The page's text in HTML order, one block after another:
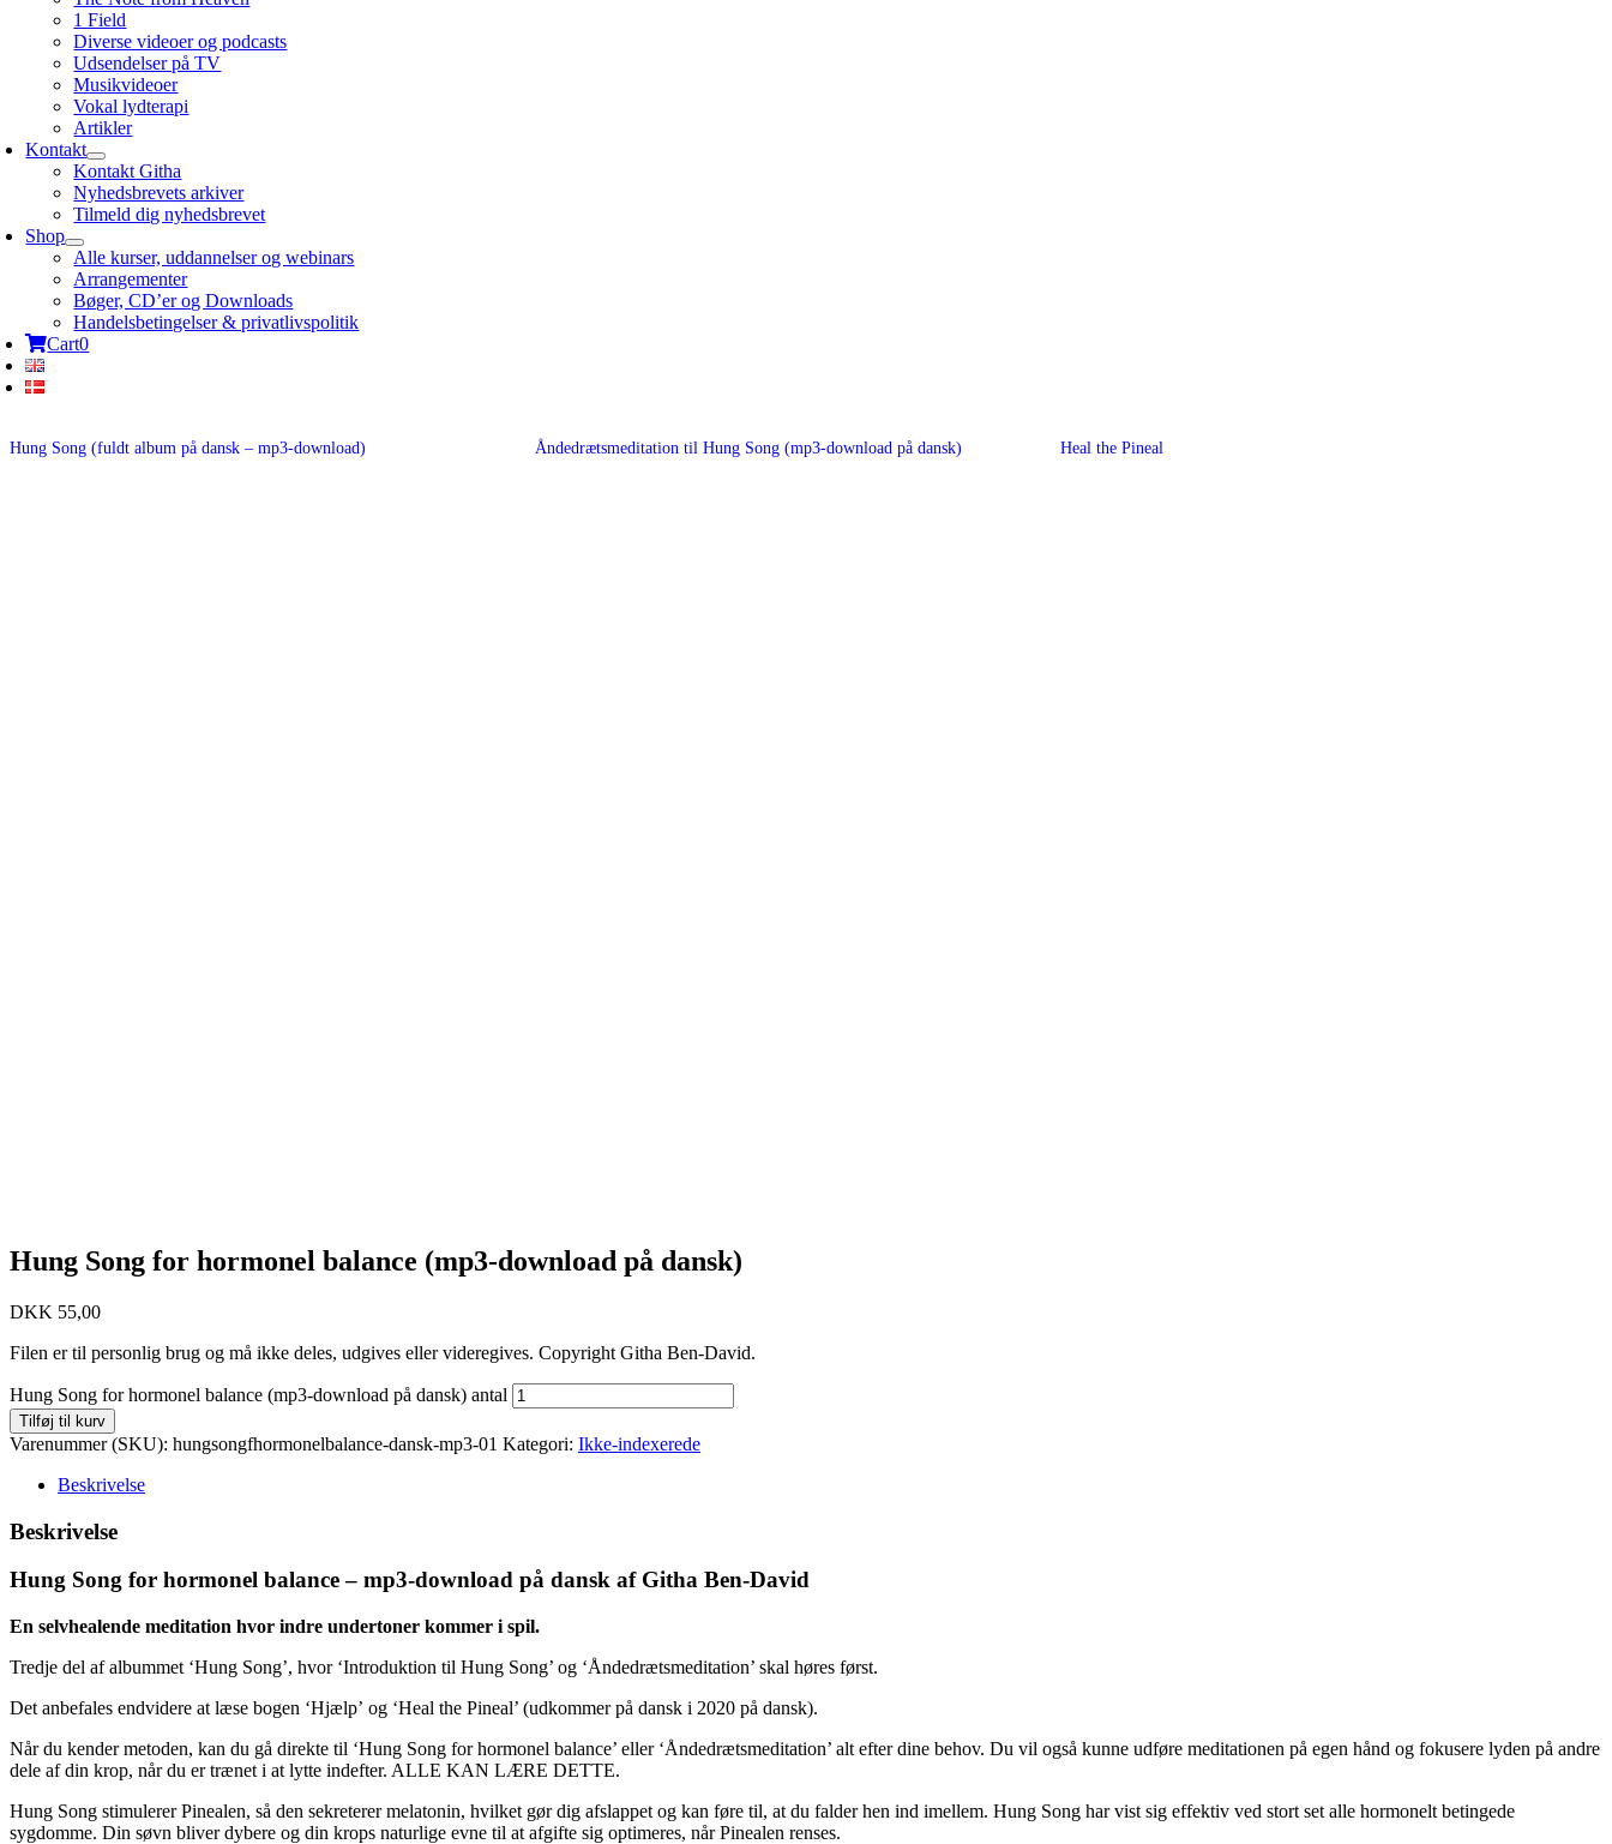
1 Field
Diverse videoer og podcasts
Udsendelser på TV
Musikvideoer
Vokal lydterapi
Artikler
Kontakt
Kontakt Githa
Nyhedsbrevets arkiver
Tilmeld dig nyhedsbrevet
Shop
Alle kurser, uddannelser og webinars
Arrangementer
Bøger, CD’er og Downloads
Handelsbetingelser & privatlivspolitik
Cart0
Hung Song (fuldt album på dansk – mp3-download) Åndedrætsmeditation til Hung Song (mp3-download på dansk) Heal the Pineal
Hung Song for hormonel balance (mp3-download på dansk)
DKK 55,00
Filen er til personlig brug og må ikke deles, udgives eller videregives. Copyright Githa Ben-David.
Hung Song for hormonel balance (mp3-download på dansk) antal
Tilføj til kurv
Varenummer (SKU): hungsongfhormonelbalance-dansk-mp3-01 Kategori: Ikke-indexerede
Beskrivelse
Beskrivelse
Hung Song for hormonel balance – mp3-download på dansk af Githa Ben-David
En selvhealende meditation hvor indre undertoner kommer i spil.
Tredje del af albummet ‘Hung Song’, hvor ‘Introduktion til Hung Song’ og ‘Åndedrætsmeditation’ skal høres først.
Det anbefales endvidere at læse bogen ‘Hjælp’ og ‘Heal the Pineal’ (udkommer på dansk i 2020 på dansk).
Når du kender metoden, kan du gå direkte til ‘Hung Song for hormonel balance’ eller ‘Åndedrætsmeditation’ alt efter dine behov. Du vil også kunne udføre meditationen på egen hånd og fokusere lyden på andre
dele af din krop, når du er trænet i at lytte indefter. ALLE KAN LÆRE DETTE.
Hung Song stimulerer Pinealen, så den sekreterer melatonin, hvilket gør dig afslappet og kan føre til, at du falder hen ind imellem. Hung Song har vist sig effektiv ved stort set alle hormonelt betingede
sygdomme. Din søvn bliver dybere og din krops naturlige evne til at afgifte sig optimeres, når Pinealen renses.